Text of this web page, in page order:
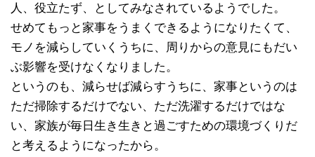
人、役立たず、としてみなされているようでした。
せめてもっと家事をうまくできるようになりたくて、
モノを減らしていくうちに、周りからの意見にもだい
ぶ影響を受けなくなりました。
というのも、減らせば減らすうちに、家事というのは
ただ掃除するだけでない、ただ洗濯するだけではな
い、家族が毎日生き生きと過ごすための環境づくりだ
と考えるようになったから。